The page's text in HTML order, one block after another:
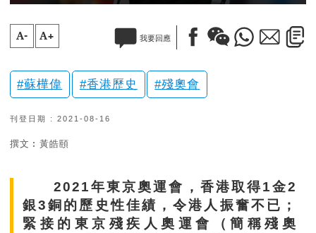
A- A+ 我要回應
蘇樺偉 香港歷史 殘奧會
刊登日期 : 2021-08-16
撰文︰黃皓頤
2021年東京奧運會，香港取得1金2
銀3銅的歷史性佳績，令港人振奮不已；
緊接的東京殘疾人奧運會（簡稱殘奧